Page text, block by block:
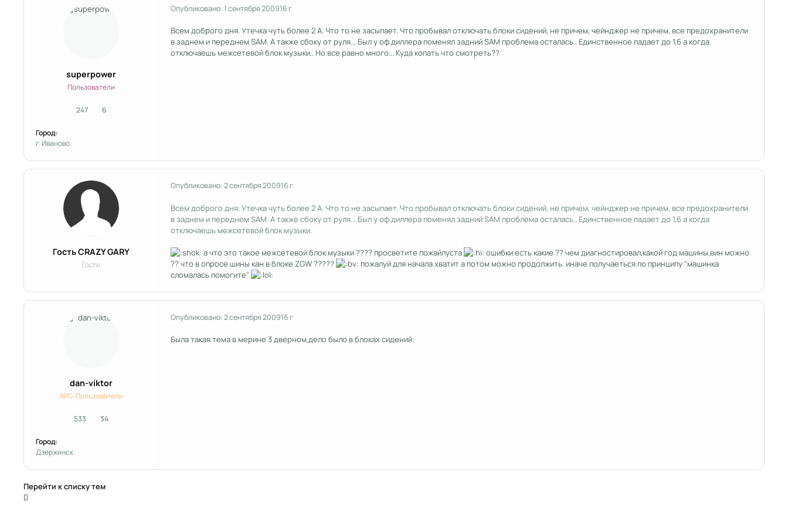
superpower
Пользователи
247сообщения
6Репутация
Город:
г. Иваново
Опубликовано:1 сентября 200916 г
Всем доброго дня. Утечка чуть более 2 А. Что то не засыпает. Что пробывал отключать блоки сидений, не причем, чейнджер не причем, все предохранители
в заднем и переднем SAM. А также сбоку от руля... Был у оф.диллера поменял задний SAM проблема осталась.. Единственное падает до 1,6 а когда
отключаешь межсетевой блок музыки.. Но все равно много... Куда копать что смотреть??
Гость CRAZY GARY
Гости
Опубликовано:2 сентября 200916 г
Всем доброго дня. Утечка чуть более 2 А. Что то не засыпает. Что пробывал отключать блоки сидений, не причем, чейнджер не причем, все предохранители
в заднем и переднем SAM. А также сбоку от руля... Был у оф.диллера поменял задний SAM проблема осталась.. Единственное падает до 1,6 а когда
отключаешь межсетевой блок музыки.
а что это такое межсетевой блок музыки ???? просветите пожайлуста
ошибки есть какие ?? чем диагностировал,какой год машины,вин можно
?? что в опросе шины кан в блоке ZGW ?????
пожалуй для начала хватит а потом можно продолжить. иначе получаеться по принципу "машинка
сломалась помогите"
dan-viktor
APC-Пользователи
533сообщения
34Репутация
Город:
Дзержинск
Опубликовано:2 сентября 200916 г
Была такая тема в мерине 3 дверном,дело было в блоках сидений.
Перейти к списку тем